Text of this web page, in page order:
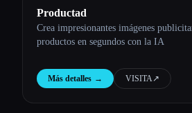
Productad
Crea impresionantes imágenes
productos en segundos con la IA
Más detalles → VISITA↗︎